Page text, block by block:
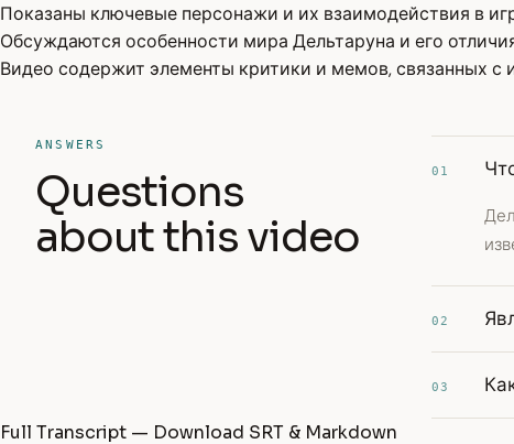
Показаны ключевые персонажи и их взаимодействия в
Обсуждаются особенности мира Дельтаруна и его
Видео содержит элементы критики и мемов, связанных с
ANSWERS
Questions
about this video
01
02
03
Full Transcript — Download SRT & Markdown